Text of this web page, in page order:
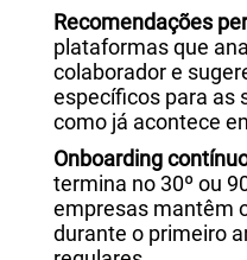
Recomendações
plataformas que
colaborador e
específicos para as
como já acontece
Onboarding
termina no 30º ou
empresas mantêm
durante o primeiro